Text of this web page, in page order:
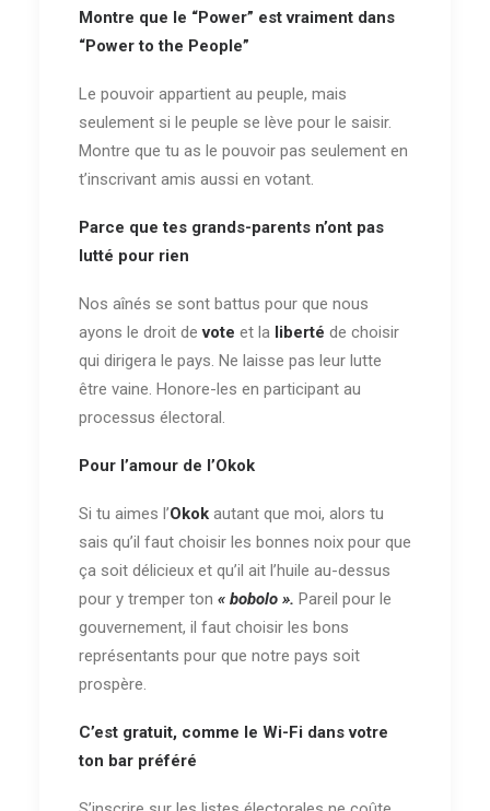
Montre que le “Power” est vraiment dans
“Power to the People”
Le pouvoir appartient au peuple, mais
seulement si le peuple se lève pour le saisir.
Montre que tu as le pouvoir pas seulement en
t’inscrivant amis aussi en votant.
Parce que tes grands-parents n’ont pas
lutté pour rien
Nos aînés se sont battus pour que nous
ayons le droit de vote et la liberté de choisir
qui dirigera le pays. Ne laisse pas leur lutte
être vaine. Honore-les en participant au
processus électoral.
Pour l’amour de l’Okok
Si tu aimes l’Okok autant que moi, alors tu
sais qu’il faut choisir les bonnes noix pour que
ça soit délicieux et qu’il ait l’huile au-dessus
pour y tremper ton « bobolo ». Pareil pour le
gouvernement, il faut choisir les bons
représentants pour que notre pays soit
prospère.
C’est gratuit, comme le Wi-Fi dans votre
ton bar préféré